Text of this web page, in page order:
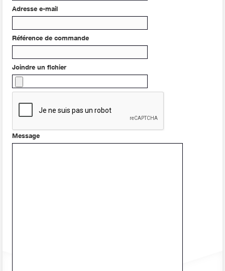
Adresse e-mail
Référence de commande
Joindre un fichier
Message